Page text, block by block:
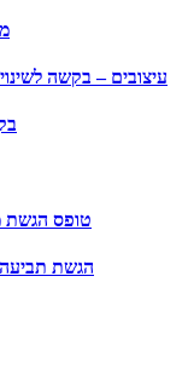
עיצובים – בקשה
טופס הגשת
הגשת